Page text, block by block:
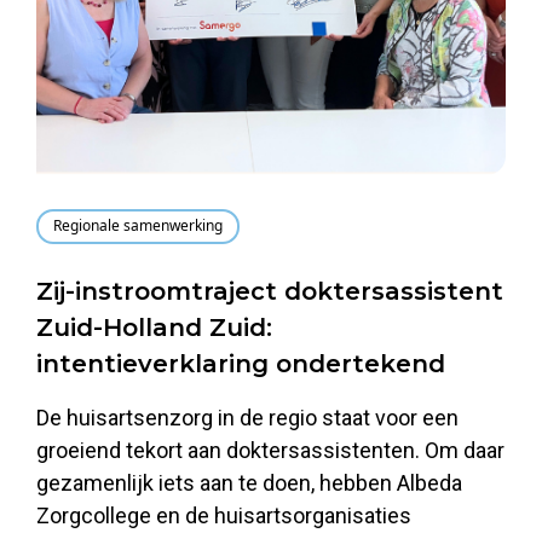
Regionale samenwerking
Zij-instroomtraject doktersassistent
Zuid-Holland Zuid:
intentieverklaring ondertekend
De huisartsenzorg in de regio staat voor een
groeiend tekort aan doktersassistenten. Om daar
gezamenlijk iets aan te doen, hebben Albeda
Zorgcollege en de huisartsorganisaties